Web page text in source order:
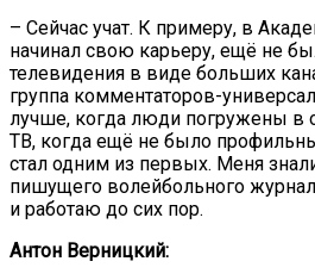
– Сейчас учат. К примеру, в
начинал свою карьеру, ещё не
телевидения в виде больших
группа комментаторов-
лучше, когда люди погружены в
ТВ, когда ещё не было
стал одним из первых. Меня
пишущего волейбольного
и работаю до сих пор.
Антон Верницкий: